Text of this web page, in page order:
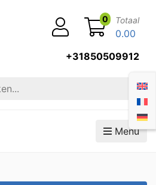
+31850509912
0 Totaal
0.00
Menu